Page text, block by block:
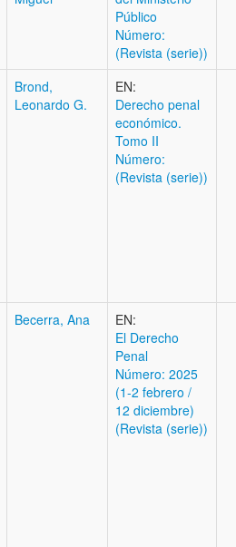
Público
Número:
(Revista (serie))
Brond,
Leonardo G.
EN:
Derecho penal
económico.
Tomo II
Número:
(Revista (serie))
Becerra, Ana
EN:
El Derecho
Penal
Número: 2025
(1-2 febrero /
12 diciembre)
(Revista (serie))